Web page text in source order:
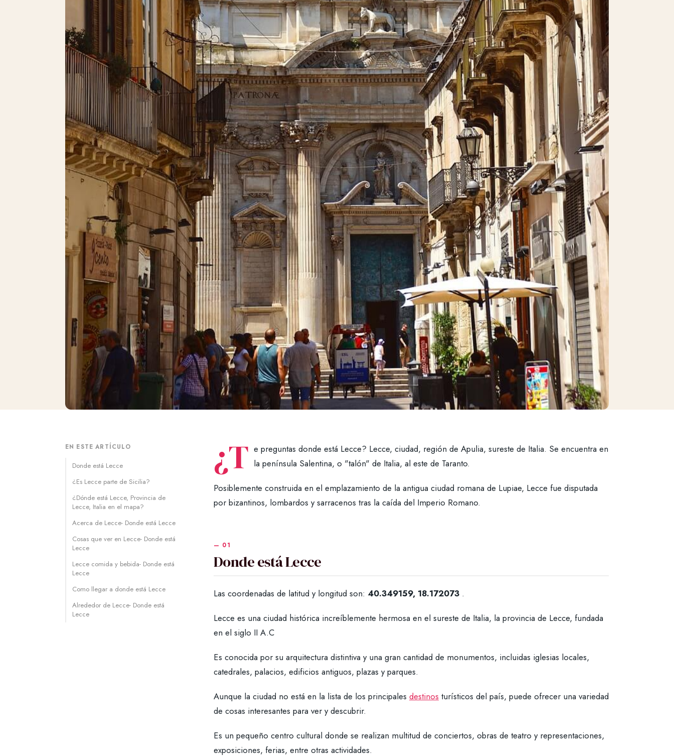
EN ESTE ARTÍCULO
Donde está Lecce
¿Es Lecce parte de Sicilia?
¿Dónde está Lecce, Provincia de
Lecce, Italia en el mapa?
Acerca de Lecce- Donde está Lecce
Cosas que ver en Lecce- Donde está
Lecce
Lecce comida y bebida- Donde está
Lecce
Como llegar a donde está Lecce
Alrededor de Lecce- Donde está
Lecce
¿T e preguntas donde está Lecce? Lecce, ciudad, región de Apulia, sureste de Italia. Se encuentra en
la península Salentina, o "talón" de Italia, al este de Taranto.
Posiblemente construida en el emplazamiento de la antigua ciudad romana de Lupiae, Lecce fue disputada
por bizantinos, lombardos y sarracenos tras la caída del Imperio Romano.
Donde está Lecce
Las coordenadas de latitud y longitud son: 40.349159, 18.172073 .
Lecce es una ciudad histórica increíblemente hermosa en el sureste de Italia, la provincia de Lecce, fundada
en el siglo II A.C
Es conocida por su arquitectura distintiva y una gran cantidad de monumentos, incluidas iglesias locales,
catedrales, palacios, edificios antiguos, plazas y parques.
Aunque la ciudad no está en la lista de los principales destinos turísticos del país, puede ofrecer una variedad
de cosas interesantes para ver y descubrir.
Es un pequeño centro cultural donde se realizan multitud de conciertos, obras de teatro y representaciones,
exposiciones, ferias, entre otras actividades.